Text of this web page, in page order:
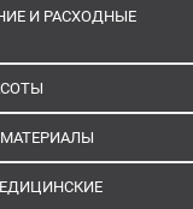
И РАСХОДНЫЕ